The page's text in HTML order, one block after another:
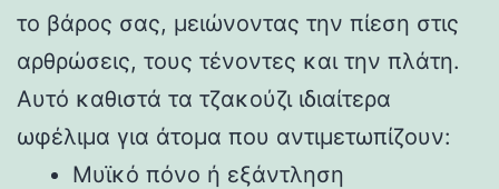
το βάρος σας, μειώνοντας την πίεση στις
αρθρώσεις, τους τένοντες και την πλάτη.
Αυτό καθιστά τα τζακούζι ιδιαίτερα
ωφέλιμα για άτομα που αντιμετωπίζουν:
Μυϊκό πόνο ή εξάντληση